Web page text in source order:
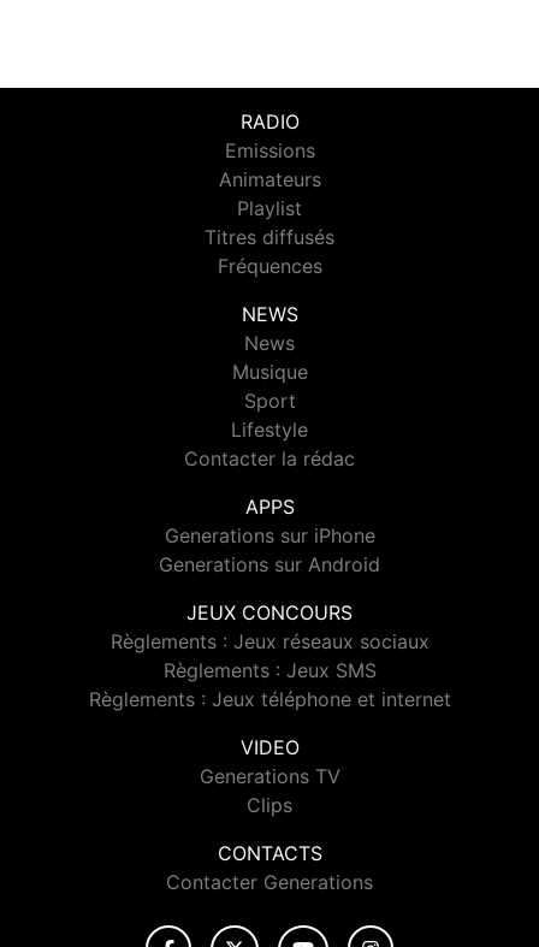
RADIO
Emissions
Animateurs
Playlist
Titres diffusés
Fréquences
NEWS
News
Musique
Sport
Lifestyle
Contacter la rédac
APPS
Generations sur iPhone
Generations sur Android
JEUX CONCOURS
Règlements : Jeux réseaux sociaux
Règlements : Jeux SMS
Règlements : Jeux téléphone et internet
VIDEO
Generations TV
Clips
CONTACTS
Contacter Generations